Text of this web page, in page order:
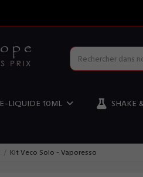
E-LIQUIDE 10ML SHAKE
Kit Veco Solo - Vaporesso